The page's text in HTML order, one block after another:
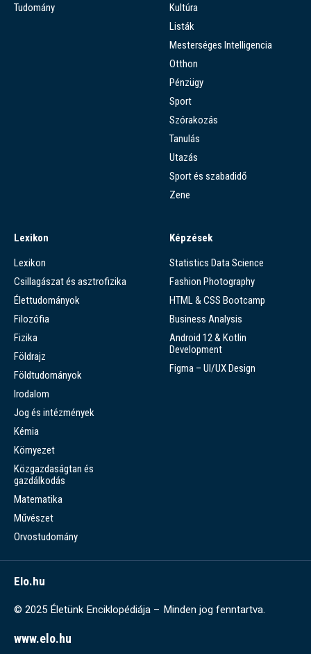
Tudomány
Kultúra
Listák
Mesterséges Intelligencia
Otthon
Pénzügy
Sport
Szórakozás
Tanulás
Utazás
Sport és szabadidő
Zene
Lexikon
Lexikon
Csillagászat és asztrofizika
Élettudományok
Filozófia
Fizika
Földrajz
Földtudományok
Irodalom
Jog és intézmények
Kémia
Környezet
Közgazdaságtan és
gazdálkodás
Matematika
Művészet
Orvostudomány
Képzések
Statistics Data Science
Fashion Photography
HTML & CSS Bootcamp
Business Analysis
Android 12 & Kotlin
Development
Figma – UI/UX Design
Elo.hu
© 2025 Életünk Enciklopédiája – Minden jog fenntartva.
www.elo.hu